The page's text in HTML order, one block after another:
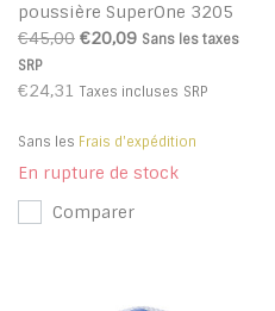
poussière SuperOne 3205
30 pièces (FFP2) - 1013205
€45,00 €20,09 Sans les taxes
SRP
€24,31 Taxes incluses SRP
Sans les Frais d'expédition
En rupture de stock
Comparer